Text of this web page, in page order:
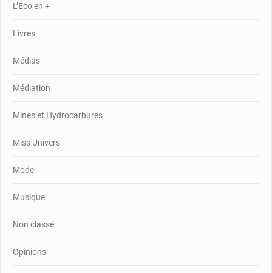
L’Eco en +
Livres
Médias
Médiation
Mines et Hydrocarbures
Miss Univers
Mode
Musique
Non classé
Opinions